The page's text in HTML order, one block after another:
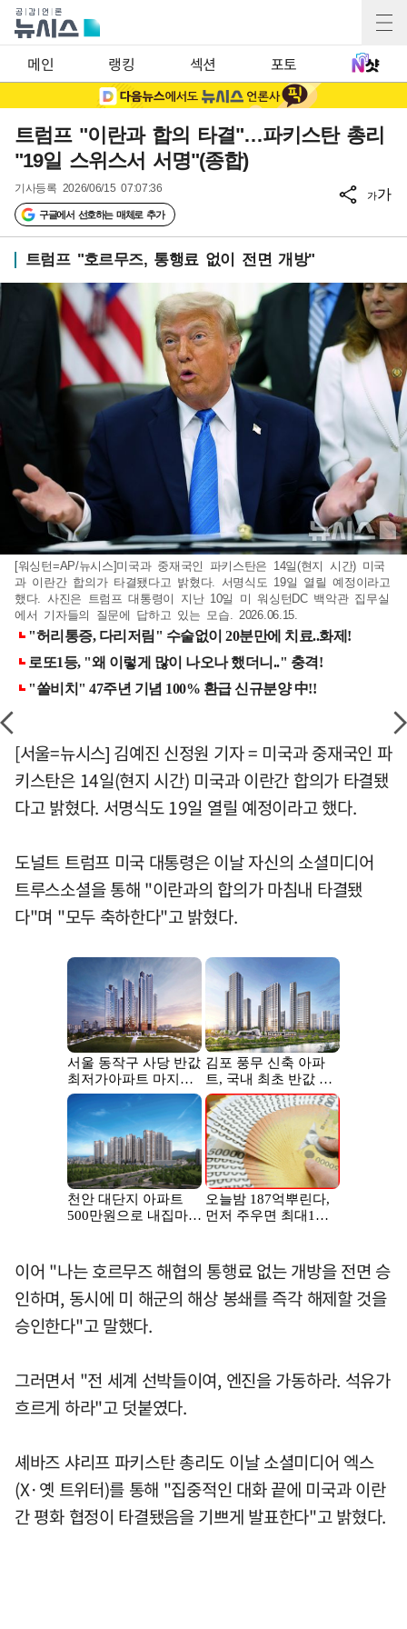
메인 랭킹 섹션 포토
트럼프 "이란과 합의 타결"…파키스탄 총리
"19일 스위스서 서명"(종합)
기사등록 2026/06/15 07:07:36
구글에서 선호하는 매체로 추가
가가
트럼프 "호르무즈, 통행료 없이 전면 개방"
[워싱턴=AP/뉴시스]미국과 중재국인 파키스탄은 14일(현지 시간) 미국
과 이란간 합의가 타결됐다고 밝혔다. 서명식도 19일 열릴 예정이라고
했다. 사진은 트럼프 대통령이 지난 10일 미 워싱턴DC 백악관 집무실
에서 기자들의 질문에 답하고 있는 모습. 2026.06.15.
[서울=뉴시스] 김예진 신정원 기자 = 미국과 중재국인 파
키스탄은 14일(현지 시간) 미국과 이란간 합의가 타결됐
다고 밝혔다. 서명식도 19일 열릴 예정이라고 했다.
도널트 트럼프 미국 대통령은 이날 자신의 소셜미디어
트루스소셜을 통해 "이란과의 합의가 마침내 타결됐
다"며 "모두 축하한다"고 밝혔다.
이어 "나는 호르무즈 해협의 통행료 없는 개방을 전면 승
인하며, 동시에 미 해군의 해상 봉쇄를 즉각 해제할 것을
승인한다"고 말했다.
그러면서 "전 세계 선박들이여, 엔진을 가동하라. 석유가
흐르게 하라"고 덧붙였다.
셰바즈 샤리프 파키스탄 총리도 이날 소셜미디어 엑스
(X·옛 트위터)를 통해 "집중적인 대화 끝에 미국과 이란
간 평화 협정이 타결됐음을 기쁘게 발표한다"고 밝혔다.